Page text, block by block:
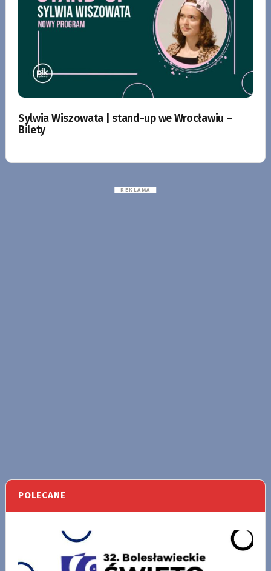
Sylwia Wiszowata | stand-up we Wrocławiu –
Bilety
POLECANE